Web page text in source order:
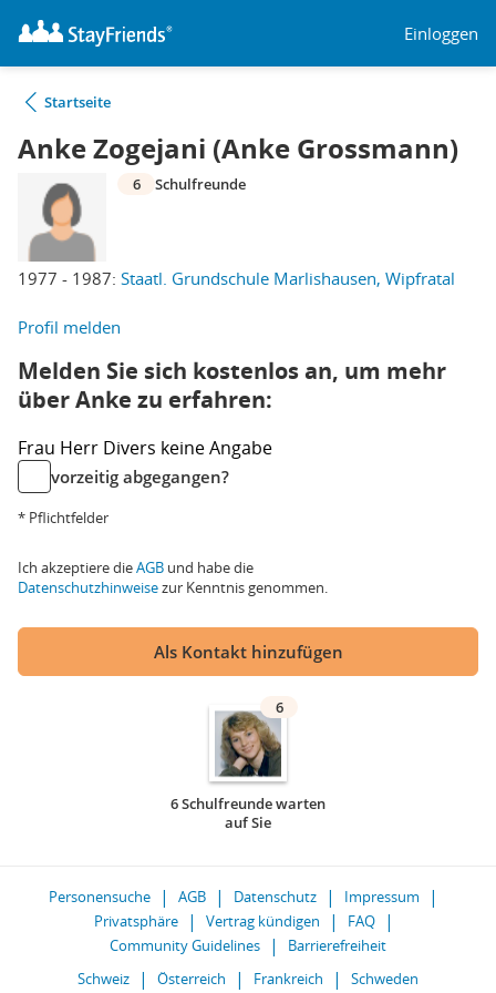
Einloggen
Startseite
Anke Zogejani (Anke Grossmann)
1977 - 1987: Staatl. Grundschule Marlishausen, Wipfratal
6 Schulfreunde
Profil melden
Melden Sie sich kostenlos an, um mehr
über Anke zu erfahren:
Frau Herr Divers keine Angabe
vorzeitig abgegangen?
* Pflichtfelder
Ich akzeptiere dieAGB und habe die
Datenschutzhinweisezur Kenntnis genommen.
Als Kontakt hinzufügen
6
6 Schulfreunde warten
auf Sie
Personensuche AGB Datenschutz
Impressum
Privatsphäre
Vertrag kündigen
FAQ
Community Guidelines
Barrierefreiheit
Schweiz
Österreich Frankreich Schweden